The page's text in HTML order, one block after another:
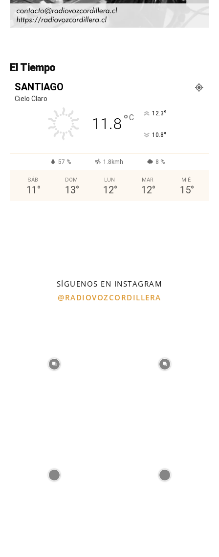
El Tiempo
SANTIAGO
Cielo Claro
11.8°C 12.3°
10.8°
57 % 1.8kmh 8 %
SÁB
11 °
DOM
13°
LUN
12°
MAR
12°
MIÉ
15°
SÍGUENOS EN INSTAGRAM
@RADIOVOZCORDILLERA